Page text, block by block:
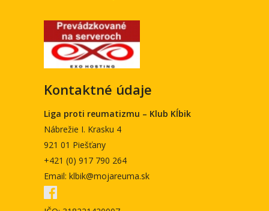
Kontaktné údaje
Liga proti reumatizmu – Klub Kĺbik
Nábrežie I. Krasku 4
921 01 Piešťany
+421 (0) 917 790 264
Email: klbik@mojareuma.sk